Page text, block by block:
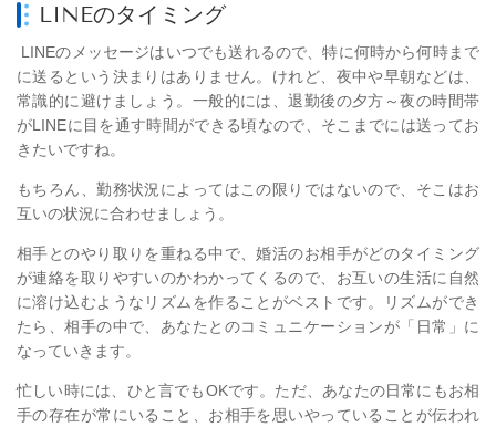
LINEのタイミング
LINEのメッセージはいつでも送れるので、特に何時から何時まで
に送るという決まりはありません。けれど、夜中や早朝などは、
常識的に避けましょう。一般的には、退勤後の夕方～夜の時間帯
がLINEに目を通す時間ができる頃なので、そこまでには送ってお
きたいですね。
もちろん、勤務状況によってはこの限りではないので、そこはお
互いの状況に合わせましょう。
相手とのやり取りを重ねる中で、婚活のお相手がどのタイミング
が連絡を取りやすいのかわかってくるので、お互いの生活に自然
に溶け込むようなリズムを作ることがベストです。リズムができ
たら、相手の中で、あなたとのコミュニケーションが「日常」に
なっていきます。
忙しい時には、ひと言でもOKです。ただ、あなたの日常にもお相
手の存在が常にいること、お相手を思いやっていることが伝われ